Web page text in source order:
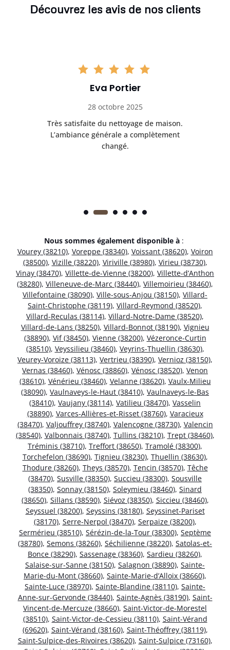
Découvrez les avis de nos clients
Eva Portier
28 octobre 2025
Très satisfaite du nettoyage de maison.
L’ambiance générale a complètement
changé.
Nous sommes également disponible à :
Vourey (38210), Voreppe (38340), Voissant (38620), Voiron
(38500), Vizille (38220), Viriville (38980), Virieu (38730),
Vinay (38470), Villette-de-Vienne (38200), Villette-d’Anthon
(38280), Villeneuve-de-Marc (38440), Villemoirieu (38460),
Villefontaine (38090), Ville-sous-Anjou (38150), Villard-
Saint-Christophe (38119), Villard-Reymond (38520),
Villard-Reculas (38114), Villard-Notre-Dame (38520),
Villard-de-Lans (38250), Villard-Bonnot (38190), Vignieu
(38890), Vif (38450), Vienne (38200), Vézeronce-Curtin
(38510), Veyssilieu (38460), Veyrins-Thuellin (38630),
Veurey-Voroize (38113), Vertrieu (38390), Vernioz (38150),
Vernas (38460), Vénosc (38860), Vénosc (38520), Venon
(38610), Vénérieu (38460), Velanne (38620), Vaulx-Milieu
(38090), Vaulnaveys-le-Haut (38410), Vaulnaveys-le-Bas
(38410), Vaujany (38114), Vatilieu (38470), Vasselin
(38890), Varces-Allières-et-Risset (38760), Varacieux
(38470), Valjouffrey (38740), Valencogne (38730), Valencin
(38540), Valbonnais (38740), Tullins (38210), Trept (38460),
Tréminis (38710), Treffort (38650), Tramolé (38300),
Torchefelon (38690), Tignieu (38230), Thuellin (38630),
Thodure (38260), Theys (38570), Tencin (38570), Têche
(38470), Susville (38350), Succieu (38300), Sousville
(38350), Sonnay (38150), Soleymieu (38460), Sinard
(38650), Sillans (38590), Siévoz (38350), Siccieu (38460),
Seyssuel (38200), Seyssins (38180), Seyssinet-Pariset
(38170), Serre-Nerpol (38470), Serpaize (38200),
Sermérieu (38510), Sérézin-de-la-Tour (38300), Septème
(38780), Semons (38260), Séchilienne (38220), Satolas-et-
Bonce (38290), Sassenage (38360), Sardieu (38260),
Salaise-sur-Sanne (38150), Salagnon (38890), Sainte-
Marie-du-Mont (38660), Sainte-Marie-d’Alloix (38660),
Sainte-Luce (38970), Sainte-Blandine (38110), Sainte-
Anne-sur-Gervonde (38440), Sainte-Agnès (38190), Saint-
Vincent-de-Mercuze (38660), Saint-Victor-de-Morestel
(38510), Saint-Victor-de-Cessieu (38110), Saint-Vérand
(69620), Saint-Vérand (38160), Saint-Théoffrey (38119),
Saint-Sulpice-des-Rivoires (38620), Saint-Sulpice (73160),